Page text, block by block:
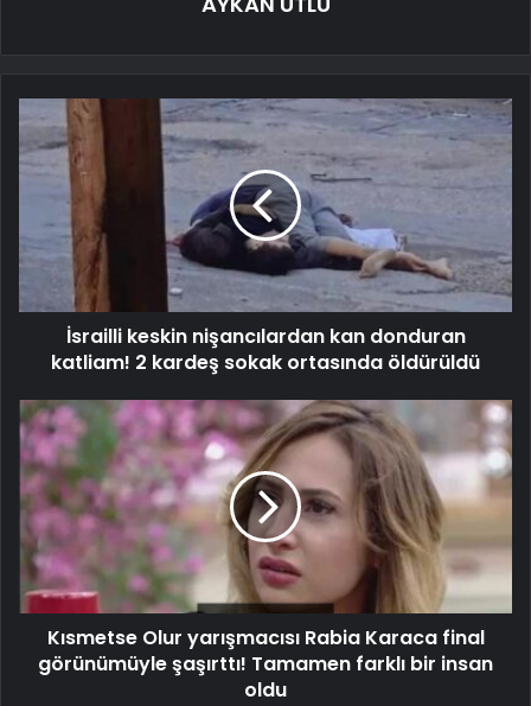
İsrailli keskin nişancılardan kan donduran
katliam! 2 kardeş sokak ortasında öldürüldü
Kısmetse Olur yarışmacısı Rabia Karaca final
görünümüyle şaşırttı! Tamamen farklı bir insan
oldu